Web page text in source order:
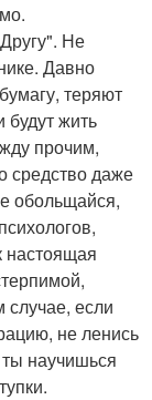
Не
Давно
теряют
жить
прочим,
средство даже
обольщайся,
настоящая
случае, если
не ленись
научишься